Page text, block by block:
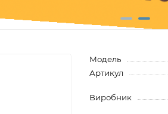
Модель
Артикул
Виробник